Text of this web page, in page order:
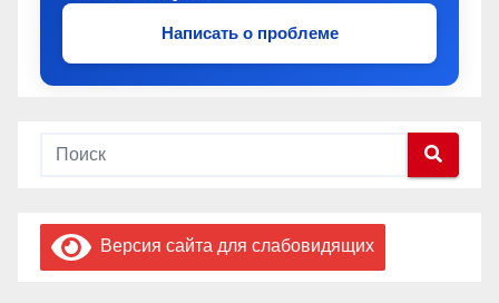
Написать о проблеме
Версия сайта для слабовидящих